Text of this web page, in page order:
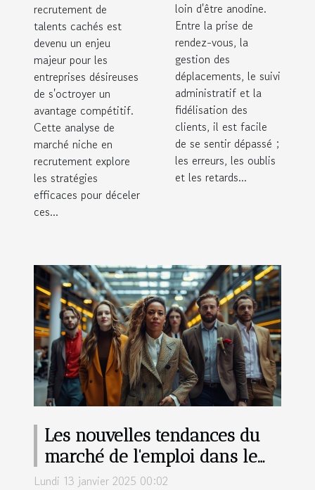
recrutement de
talents cachés est
devenu un enjeu
majeur pour les
entreprises désireuses
de s'octroyer un
avantage compétitif.
Cette analyse de
marché niche en
recrutement explore
les stratégies
efficaces pour déceler
ces...
loin d'être anodine.
Entre la prise de
rendez-vous, la
gestion des
déplacements, le suivi
administratif et la
fidélisation des
clients, il est facile
de se sentir dépassé ;
les erreurs, les oublis
et les retards...
Les nouvelles tendances du
marché de l'emploi dans le
secteur technologique
Lundi 13 janvier 2025 00:02